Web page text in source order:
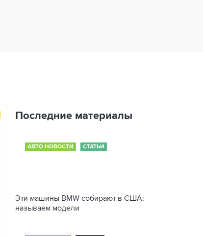
Последние материалы
АВТО НОВОСТИ СТАТЬИ
Эти машины BMW собирают в США:
называем модели